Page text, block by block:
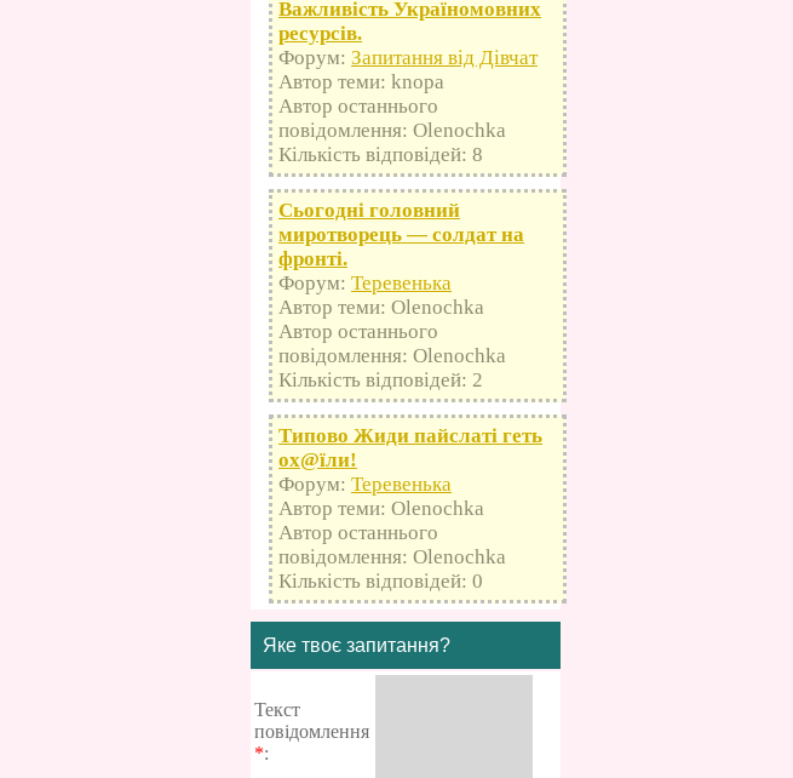
Важливість Україномовних
ресурсів.
Форум: Запитання від Дівчат
Автор теми: knopa
Автор останнього
повідомлення: Olenochka
Кількість відповідей: 8
Сьогодні головний
миротворець — солдат на
фронті.
Форум: Теревенька
Автор теми: Olenochka
Автор останнього
повідомлення: Olenochka
Кількість відповідей: 2
Типово Жиди пайслаті геть
оx@їли!
Форум: Теревенька
Автор теми: Olenochka
Автор останнього
повідомлення: Olenochka
Кількість відповідей: 0
Яке твоє запитання?
Текст
повідомлення
*: